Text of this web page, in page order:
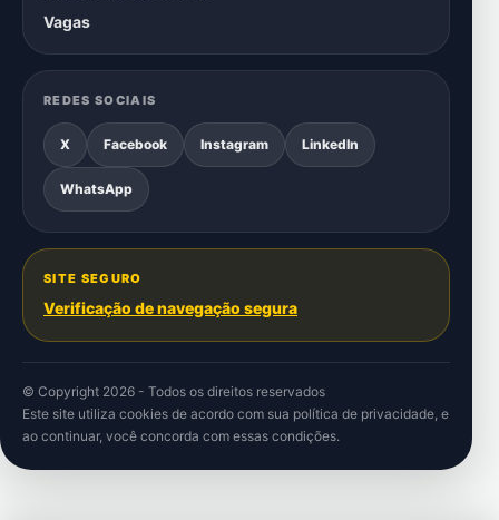
Vagas
REDES SOCIAIS
X Facebook Instagram LinkedIn
WhatsApp
SITE SEGURO
Verificação de navegação segura
© Copyright 2026 - Todos os direitos reservados
Este site utiliza cookies de acordo com sua política de privacidade, e
ao continuar, você concorda com essas condições.